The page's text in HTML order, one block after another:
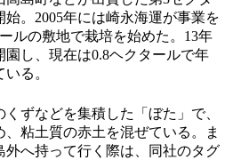
。2005年には崎永海運が事業を
ルの敷地で栽培を始めた。13年
園し、現在は0.8ヘクタールで年
る。
ずなどを集積した「ぼた」で、
粘土質の赤土を混ぜている。ま
外へ持って行く際は、同社のタグ